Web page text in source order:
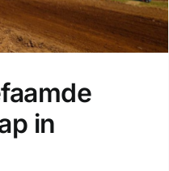
in